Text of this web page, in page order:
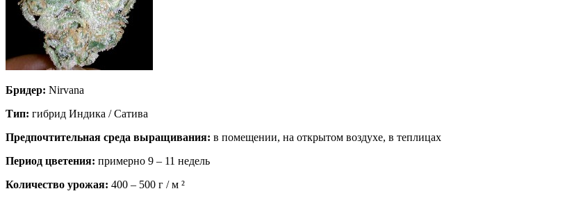
Бридер: Nirvana
Тип: гибрид Индика / Сатива
Предпочтительная среда выращивания: в помещении, на открытом воздухе, в теплицах
Период цветения: примерно 9 – 11 недель
Количество урожая: 400 – 500 г / м ²